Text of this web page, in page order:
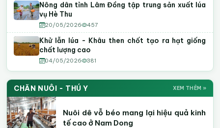
Nông dân tỉnh Lâm Đồng tập trung sản xuất lúa
vụ Hè Thu
20/05/2026 457
Khử lẫn lúa - Khâu then chốt tạo ra hạt giống
chất lượng cao
04/05/2026 381
CHĂN NUÔI - THÚ Y XEM THÊM »
Nuôi dê vỗ béo mang lại hiệu quả kinh
tế cao ở Nam Dong